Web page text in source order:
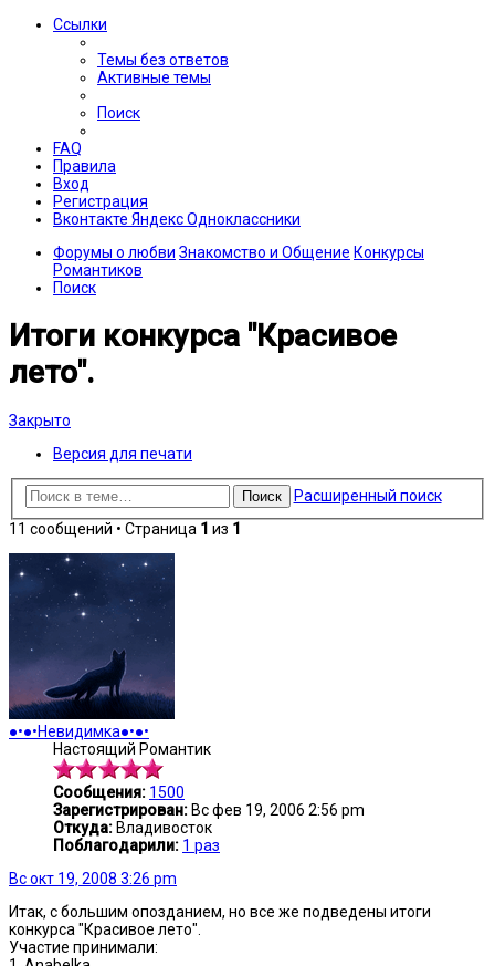
Ссылки
Темы без ответов
Активные темы
Поиск
FAQ
Правила
Вход
Регистрация
Вконтакте ЯндексОдноклассники
Форумы о любви Знакомство и Общение Конкурсы
Романтиков
Поиск
Итоги конкурса "Красивое
лето".
Закрыто
Версия для печати
Поиск
Расширенный поиск
11 сообщений • Страница 1 из 1
●•●•Невидимка●•●•
Настоящий Романтик
Сообщения: 1500
Зарегистрирован: Вс фев 19, 2006 2:56 pm
Откуда: Владивосток
Поблагодарили: 1 раз
Вс окт 19, 2008 3:26 pm
Итак, с большим опозданием, но все же подведены итоги
конкурса "Красивое лето".
Участие принимали: